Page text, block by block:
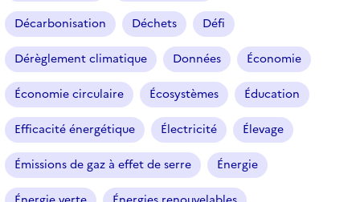
é
l
e
c
t
i
o
n
n
é
Décarbonisation Déchets Défi
Dérèglement climatique Données Économie
Économie circulaire Écosystèmes Éducation
Efficacité énergétique Électricité Élevage
Émissions de gaz à effet de serre Énergie